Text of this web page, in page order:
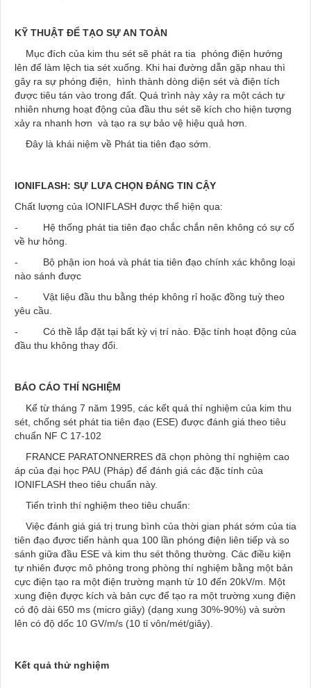
KỸ THUẬT ĐỂ TẠO SỰ AN TOÀN
Mục đích của kim thu sét sẽ phát ra tia phóng điện hướng
lên để làm lệch tia sét xuống. Khi hai đường dẫn gặp nhau thì
gây ra sự phóng điện, hình thành dòng diện sét và điện tích
được tiêu tán vào trong đất. Quá trình này xảy ra một cách tự
nhiên nhưng hoạt động của đầu thu sét sẽ kích cho hiện tượng
xảy ra nhanh hơn và tạo ra sự bảo vệ hiệu quả hơn.
Đây là khái niệm về Phát tia tiên đạo sớm.
IONIFLASH: SỰ LƯA CHỌN ĐÁNG TIN CẬY
Chất lượng của IONIFLASH được thể hiện qua:
- Hệ thống phát tia tiên đạo chắc chắn nên không có sự cố
về hư hỏng.
- Bộ phận ion hoá và phát tia tiên đạo chính xác không loại
nào sánh được
- Vật liệu đầu thu bằng thép không rỉ hoặc đồng tuỳ theo
yêu cầu.
- Có thề lắp đặt tại bất kỳ vị trí nào. Đặc tính hoạt động của
đầu thu không thay đổi.
BÁO CÁO THÍ NGHIỆM
Kể từ tháng 7 năm 1995, các kết quả thí nghiệm của kim thu
sét, chống sét phát tia tiên đạo (ESE) được đánh giá theo tiêu
chuẩn NF C 17-102
FRANCE PARATONNERRES đã chọn phòng thí nghiệm cao
áp của đại học PAU (Pháp) để đánh giá các đặc tính của
IONIFLASH theo tiêu chuẩn này.
Tiến trình thí nghiệm theo tiêu chuẩn:
Việc đánh giá giá trị trung bình của thời gian phát sớm của tia
tiên đạo đựơc tiến hành qua 100 lần phóng điện liên tiếp và so
sánh giữa đầu ESE và kim thu sét thông thường. Các điều kiện
tự nhiên được mô phỏng trong phòng thí nghiệm bằng một bản
cực điện tạo ra một điện trường mạnh từ 10 đến 20kV/m. Một
xung điện đựợc kích và bản cực để tạo ra một trường xung điện
có độ dài 650 ms (micro giây) (dạng xung 30%-90%) và sườn
lên có độ dốc 10 GV/m/s (10 tỉ vôn/mét/giây).
Kết quả thử nghiệm